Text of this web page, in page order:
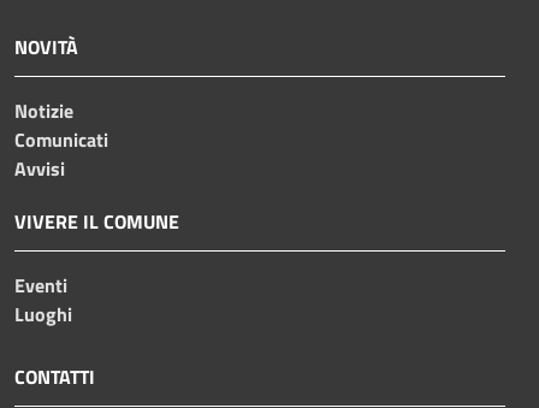
NOVITÀ
Notizie
Comunicati
Avvisi
VIVERE IL COMUNE
Eventi
Luoghi
CONTATTI